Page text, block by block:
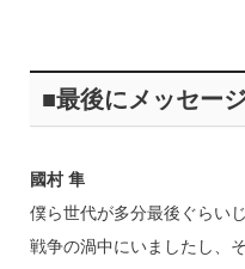
■最後にメッセー
國村 隼
僕ら世代が多分最後ぐらい
戦争の渦中にいましたし、